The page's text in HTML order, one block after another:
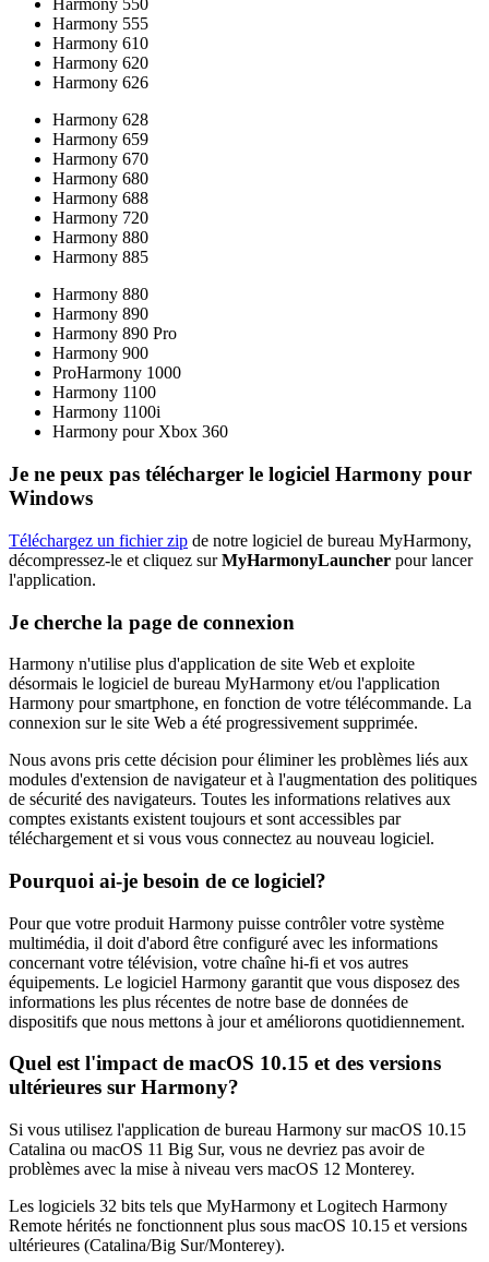
Harmony 550
Harmony 555
Harmony 610
Harmony 620
Harmony 626
Harmony 628
Harmony 659
Harmony 670
Harmony 680
Harmony 688
Harmony 720
Harmony 880
Harmony 885
Harmony 880
Harmony 890
Harmony 890 Pro
Harmony 900
ProHarmony 1000
Harmony 1100
Harmony 1100i
Harmony pour Xbox 360
Je ne peux pas télécharger le logiciel Harmony pour
Windows
Téléchargez un fichier zip de notre logiciel de bureau MyHarmony,
décompressez-le et cliquez surMyHarmonyLauncher pour lancer
l'application.
Je cherche la page de connexion
Harmony n'utilise plus d'application de site Web et exploite
désormais le logiciel de bureau MyHarmony et/ou l'application
Harmony pour smartphone, en fonction de votre télécommande. La
connexion sur le site Web a été progressivement supprimée.
Nous avons pris cette décision pour éliminer les problèmes liés aux
modules d'extension de navigateur et à l'augmentation des politiques
de sécurité des navigateurs. Toutes les informations relatives aux
comptes existants existent toujours et sont accessibles par
téléchargement et si vous vous connectez au nouveau logiciel.
Pourquoi ai-je besoin de ce logiciel?
Pour que votre produit Harmony puisse contrôler votre système
multimédia, il doit d'abord être configuré avec les informations
concernant votre télévision, votre chaîne hi-fi et vos autres
équipements. Le logiciel Harmony garantit que vous disposez des
informations les plus récentes de notre base de données de
dispositifs que nous mettons à jour et améliorons quotidiennement.
Quel est l'impact de macOS 10.15 et des versions
ultérieures sur Harmony?
Si vous utilisez l'application de bureau Harmony sur macOS 10.15
Catalina ou macOS 11 Big Sur, vous ne devriez pas avoir de
problèmes avec la mise à niveau vers macOS 12 Monterey.
Les logiciels 32 bits tels que MyHarmony et Logitech Harmony
Remote hérités ne fonctionnent plus sous macOS 10.15 et versions
ultérieures (Catalina/Big Sur/Monterey).